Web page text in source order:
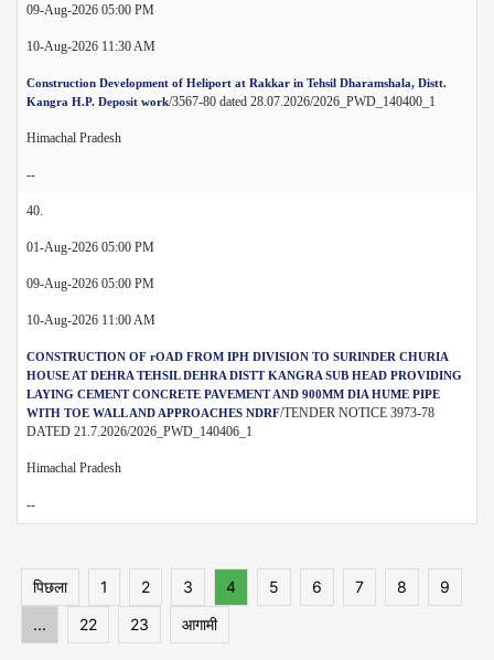
09-Aug-2026 05:00 PM
10-Aug-2026 11:30 AM
Construction Development of Heliport at Rakkar in Tehsil Dharamshala, Distt.
Kangra H.P. Deposit work/3567-80 dated 28.07.2026/2026_PWD_140400_1
Himachal Pradesh
--
40.
01-Aug-2026 05:00 PM
09-Aug-2026 05:00 PM
10-Aug-2026 11:00 AM
CONSTRUCTION OF rOAD FROM IPH DIVISION TO SURINDER CHURIA
HOUSE AT DEHRA TEHSIL DEHRA DISTT KANGRA SUB HEAD PROVIDING
LAYING CEMENT CONCRETE PAVEMENT AND 900MM DIA HUME PIPE
WITH TOE WALL AND APPROACHES NDRF/TENDER NOTICE 3973-78
DATED 21.7.2026/2026_PWD_140406_1
Himachal Pradesh
--
पिछला 1 2 3 4 5 6 7 8
9
...
22 23 आगामी